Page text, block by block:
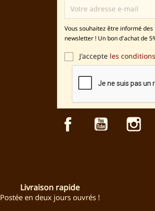
Vous souhaitez être informé
newsletter ! Un bon d'achat de
J'accepte les
Facebook YouTube
Livraison rapide
Postée en deux jours ouvrés !